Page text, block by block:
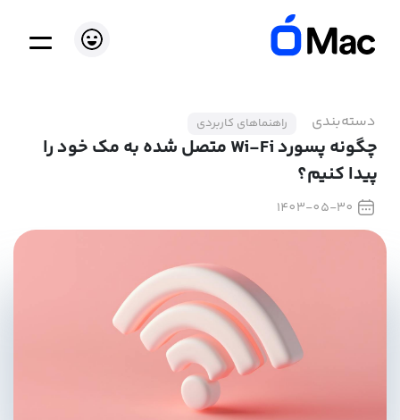
دسته‌بندی راهنماهای کاربردی
چگونه پسورد Wi-Fi متصل شده به مک خود را
پیدا کنیم؟
1403-05-30